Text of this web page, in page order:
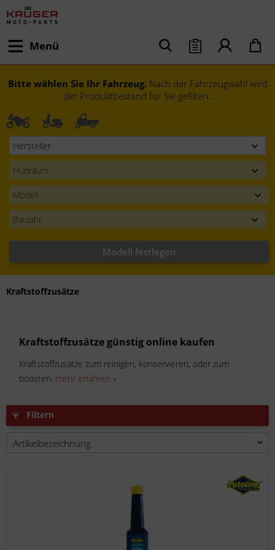
Menü
Bitte wählen Sie Ihr Fahrzeug. Nach der Fahrzeugwahl wird
der Produktbestand für Sie gefiltert.
Modell festlegen
Kraftstoffzusätze
Kraftstoffzusätze günstig online kaufen
Kraftstoffzusätze zum reinigen, konservieren, oder zum
boosten. mehr erfahren »
Filtern